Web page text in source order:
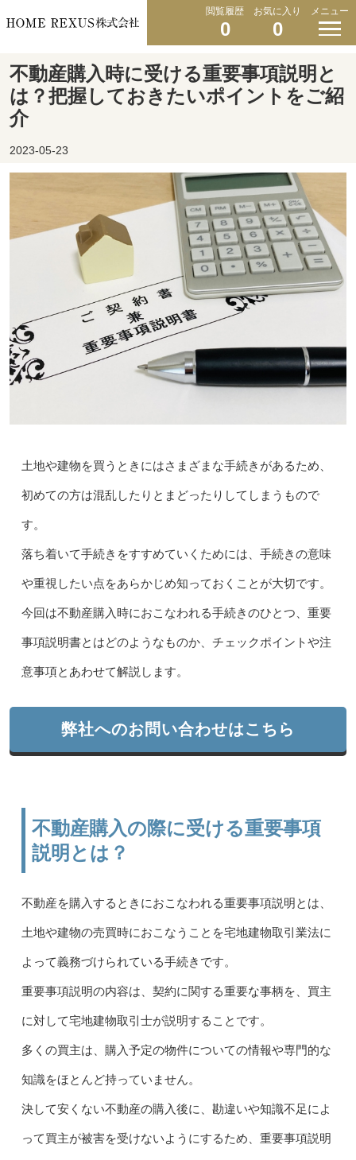
閲覧履歴
0
お気に入り
0
メニュー
不動産購入時に受ける重要事項説明と
は？把握しておきたいポイントをご紹
介
2023-05-23
土地や建物を買うときにはさまざまな手続きがあるため、
初めての方は混乱したりとまどったりしてしまうもので
す。
落ち着いて手続きをすすめていくためには、手続きの意味
や重視したい点をあらかじめ知っておくことが大切です。
今回は不動産購入時におこなわれる手続きのひとつ、重要
事項説明書とはどのようなものか、チェックポイントや注
意事項とあわせて解説します。
弊社へのお問い合わせはこちら
不動産購入の際に受ける重要事項
説明とは？
不動産を購入するときにおこなわれる重要事項説明とは、
土地や建物の売買時におこなうことを宅地建物取引業法に
よって義務づけられている手続きです。
重要事項説明の内容は、契約に関する重要な事柄を、買主
に対して宅地建物取引士が説明することです。
多くの買主は、購入予定の物件についての情報や専門的な
知識をほとんど持っていません。
決して安くない不動産の購入後に、勘違いや知識不足によ
って買主が被害を受けないようにするため、重要事項説明